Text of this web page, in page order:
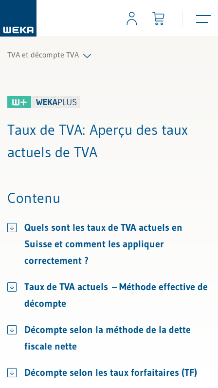
TVA et décompte TVA
Taux de TVA: Aperçu des taux
actuels de TVA
Contenu
Quels sont les taux de TVA actuels en
Suisse et comment les appliquer
correctement ?
Taux de TVA actuels – Méthode effective de
décompte
Décompte selon la méthode de la dette
fiscale nette
Décompte selon les taux forfaitaires (TF)